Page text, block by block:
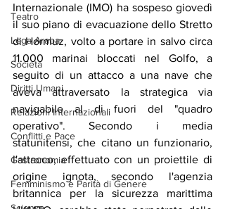
Teatro
Lega Araba
Società
Diritti Umani
Relazioni Internazionali
Conflitti e Pace
Gastronomia
Femminismo e Parità di Genere
Internazionale (IMO) ha sospeso giovedì
il suo piano di evacuazione dello Stretto
di Hormuz, volto a portare in salvo circa
11.000 marinai bloccati nel Golfo, a
seguito di un attacco a una nave che
aveva attraversato la strategica via
navigabile al di fuori del "quadro
operativo". Secondo i media
statunitensi, che citano un funzionario,
l'attacco, effettuato con un proiettile di
origine ignota, secondo l'agenzia
britannica per la sicurezza marittima